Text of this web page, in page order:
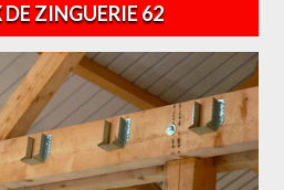
ZINGUERIE 62